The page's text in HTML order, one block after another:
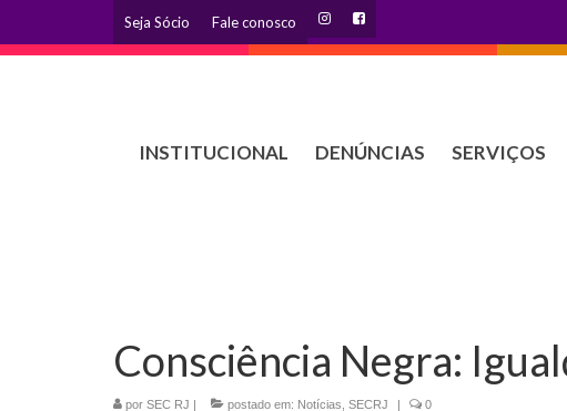
Seja Sócio Fale conosco
INSTITUCIONAL DENÚNCIAS SERVIÇOS
Consciência Negra:
por SEC RJ | postado em: Notícias SECRJ | 0